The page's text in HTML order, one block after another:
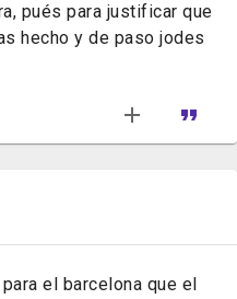
pués para justificar que
hecho y de paso jodes
el barcelona que el